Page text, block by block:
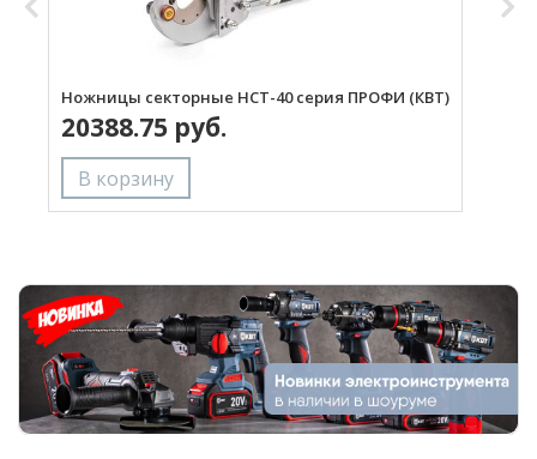
Ножницы секторные НСТ-40 серия ПРОФИ (КВТ)
20388.75 руб.